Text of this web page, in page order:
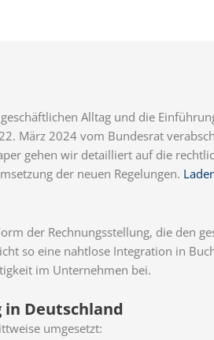
Alltag und die
März 2024 vom Bundesrat
gehen wir detailliert auf die
der neuen Regelungen.
der Rechnungsstellung, die den
so eine nahtlose Integration in
im Unternehmen bei.
in Deutschland
umgesetzt: